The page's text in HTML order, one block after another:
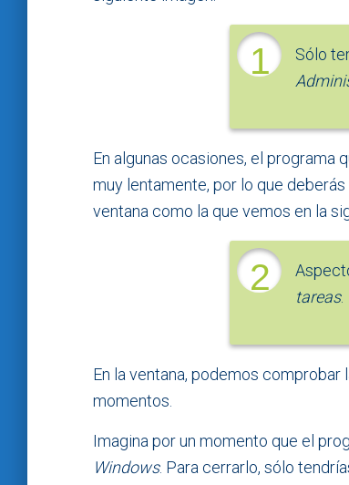
1
Sólo
En algunas ocasiones, el programa
muy lentamente, por lo que
ventana como la que vemos en la
2
tareas.
En la ventana, podemos
momentos.
Imagina por un momento que el
Windows. Para cerrarlo, sólo